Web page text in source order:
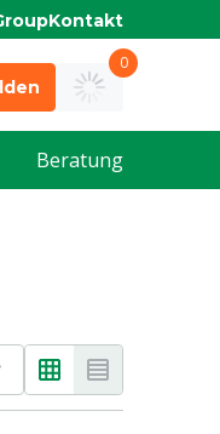
Kontakt
0
Beratung